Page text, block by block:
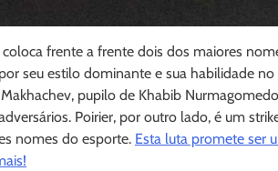
frente a frente dois dos maiores
seu estilo dominante e sua habilidade
pupilo de Khabib
Poirier, por outro lado, é um
nomes do esporte. Esta luta promete ser